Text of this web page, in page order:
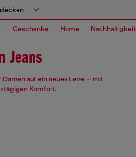
Geschenke Home Nachhaltigkeit
Jeans
auf ein neues Level – mit
Komfort.